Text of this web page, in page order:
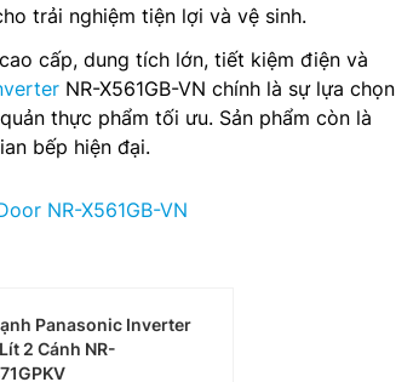
trải nghiệm tiện lợi và vệ sinh.
cấp, dung tích lớn, tiết kiệm điện và
NR-X561GB-VN chính là sự lựa chọn
thực phẩm tối ưu. Sản phẩm còn là
bếp hiện đại.
NR-X561GB-VN
Panasonic Inverter
2 Cánh NR-